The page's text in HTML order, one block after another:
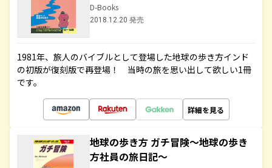
D-Books
2018.12.20 発売
1981年、旅人のバイブルとして登場した地球の歩き方インド
の初版が復刻版で再登場！ 当時の旅を思い出して欲しい1冊
です。
詳細を見る
地球の歩き方 ガチ冒険～地球の歩き
方社員の旅日記～